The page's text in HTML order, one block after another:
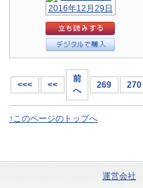
<<< <<
前
へ
269 270
↑このページのトップへ
運営会社